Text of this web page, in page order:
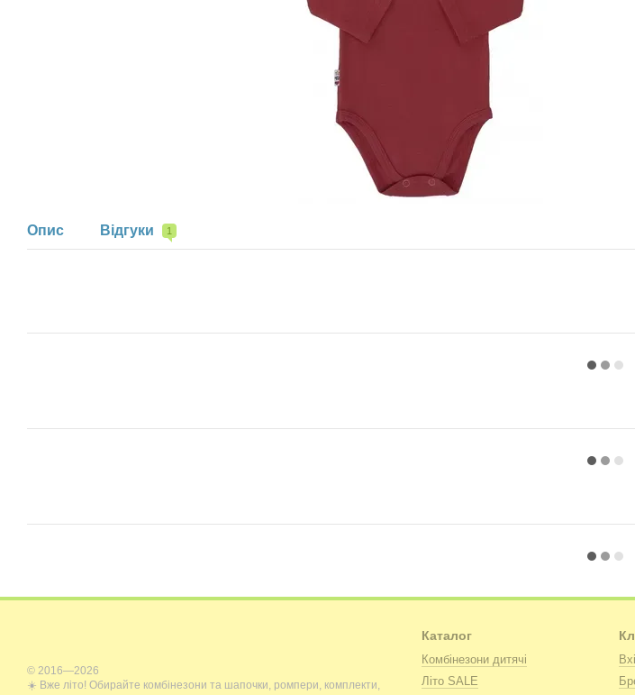
Опис Відгуки 1
© 2016—2026
☀️ Вже літо! Обирайте комбінезони та шапочки, ромпери, комплекти,
Каталог
Комбінезони дитячі
Літо SALE